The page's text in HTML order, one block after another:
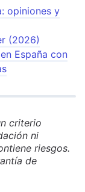
opiniones y
(2026)
España con
criterio
ni
riesgos.
de